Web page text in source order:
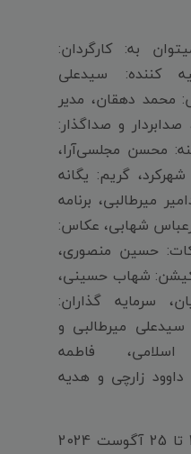
به: کارگردان:
کننده: سیدعلی
محمد دهقان، مدیر
صدابردار و صداگذار:
محسن مجلسی‌آرا،
گریم: یگانه
میرطالبی، برنامه
شهابی، عکاس:
حسین منصوری،
شهاب حسینی،
سرمایه گذاران:
سیدعلی میرطالبی و
اسلامی، فاطمه
زارچی و هدیه
این جشنواره از تاریخ 23 تا 25 آگوست 2024